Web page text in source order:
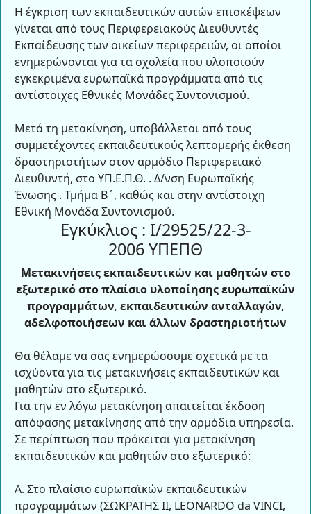
Η έγκριση των εκπαιδευτικών αυτών επισκέψεων
γίνεται από τους Περιφερειακούς Διευθυντές
Εκπαίδευσης των οικείων περιφερειών, οι οποίοι
ενημερώνονται για τα σχολεία που υλοποιούν
εγκεκριμένα ευρωπαϊκά προγράμματα από τις
αντίστοιχες Εθνικές Μονάδες Συντονισμού.
Μετά τη μετακίνηση, υποβάλλεται από τους
συμμετέχοντες εκπαιδευτικούς λεπτομερής έκθεση
δραστηριοτήτων στον αρμόδιο Περιφερειακό
Διευθυντή, στο ΥΠ.Ε.Π.Θ. . Δ/νση Ευρωπαϊκής
Ένωσης . Τμήμα Β΄, καθώς και στην αντίστοιχη
Εθνική Μονάδα Συντονισμού.
Εγκύκλιος : Ι/29525/22-3-
2006 ΥΠΕΠΘ
Μετακινήσεις εκπαιδευτικών και μαθητών στο
εξωτερικό στο πλαίσιο υλοποίησης ευρωπαϊκών
προγραμμάτων, εκπαιδευτικών ανταλλαγών,
αδελφοποιήσεων και άλλων δραστηριοτήτων
Θα θέλαμε να σας ενημερώσουμε σχετικά με τα
ισχύοντα για τις μετακινήσεις εκπαιδευτικών και
μαθητών στο εξωτερικό.
Για την εν λόγω μετακίνηση απαιτείται έκδοση
απόφασης μετακίνησης από την αρμόδια υπηρεσία.
Σε περίπτωση που πρόκειται για μετακίνηση
εκπαιδευτικών και μαθητών στο εξωτερικό:
Α. Στο πλαίσιο ευρωπαϊκών εκπαιδευτικών
προγραμμάτων (ΣΩΚΡΑΤΗΣ ΙΙ, LEONARDO da VINCI,